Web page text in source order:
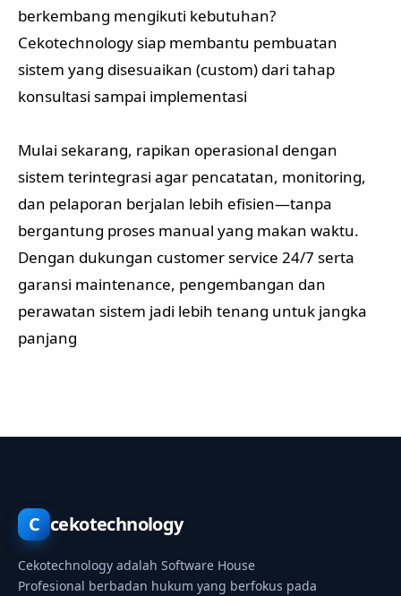
berkembang mengikuti kebutuhan?
Cekotechnology siap membantu pembuatan
sistem yang disesuaikan (custom) dari tahap
konsultasi sampai implementasi
Mulai sekarang, rapikan operasional dengan
sistem terintegrasi agar pencatatan, monitoring,
dan pelaporan berjalan lebih efisien—tanpa
bergantung proses manual yang makan waktu.
Dengan dukungan customer service 24/7 serta
garansi maintenance, pengembangan dan
perawatan sistem jadi lebih tenang untuk jangka
panjang
C cekotechnology
Cekotechnology adalah Software House
Profesional berbadan hukum yang berfokus pada